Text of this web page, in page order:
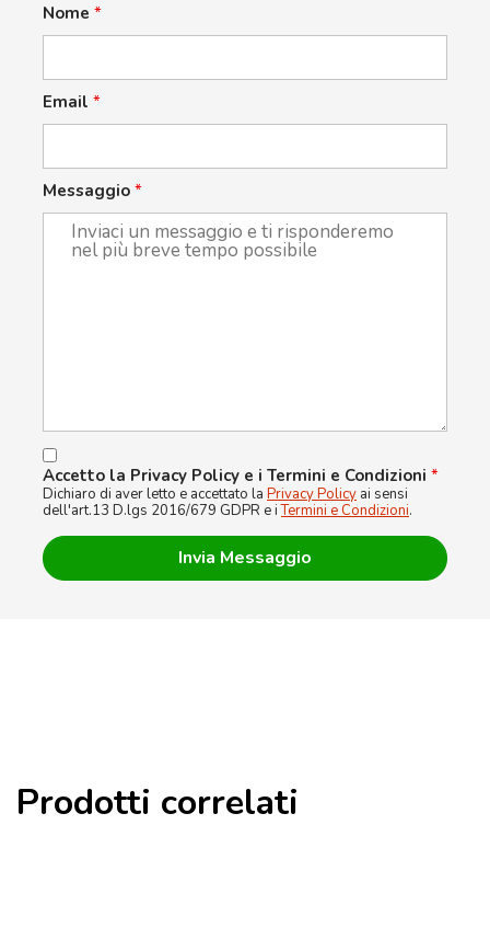
Nome *
Email *
Messaggio *
Accetto la Privacy Policy e i Termini e Condizioni *
Dichiaro di aver letto e accettato la Privacy Policy ai sensi
dell'art.13 D.lgs 2016/679 GDPR e iTermini e Condizioni.
Prodotti correlati